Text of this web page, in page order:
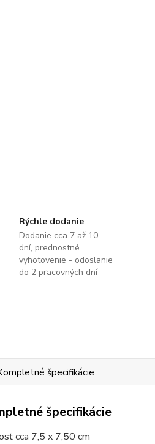
Rýchle dodanie
Dodanie cca 7 až 10
dní, prednostné
vyhotovenie - odoslanie
do 2 pracovných dní
špecifikácie
špecifikácie
cca 7,5 x 7,50 cm